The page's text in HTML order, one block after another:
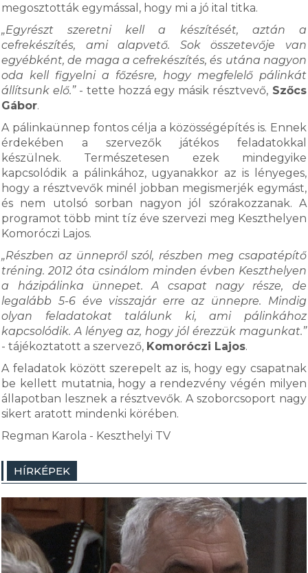
megosztották egymással, hogy mi a jó ital titka.
„Egyrészt szeretni kell a készítését, aztán a
cefrekészítés, ami alapvető. Sok összetevője van
egyébként, de maga a cefrekészítés, és utána nagyon
oda kell figyelni a főzésre, hogy megfelelő pálinkát
állítsunk elő.”- tette hozzá egy másik résztvevő,Szőcs
Gábor.
A pálinkaünnep fontos célja a közösségépítés is. Ennek
érdekében a szervezők játékos feladatokkal
készülnek. Természetesen ezek mindegyike
kapcsolódik a pálinkához, ugyanakkor az is lényeges,
hogy a résztvevők minél jobban megismerjék egymást,
és nem utolsó sorban nagyon jól szórakozzanak. A
programot több mint tíz éve szervezi meg Keszthelyen
Komoróczi Lajos.
„Részben az ünnepről szól, részben meg csapatépítő
tréning. 2012 óta csinálom minden évben Keszthelyen
a házipálinka ünnepet. A csapat nagy része, de
legalább 5-6 éve visszajár erre az ünnepre. Mindig
olyan feladatokat találunk ki, ami pálinkához
kapcsolódik. A lényeg az, hogy jól érezzük magunkat.”
- tájékoztatott a szervező, Komoróczi Lajos.
A feladatok között szerepelt az is, hogy egy csapatnak
be kellett mutatnia, hogy a rendezvény végén milyen
állapotban lesznek a résztvevők. A szoborcsoport nagy
sikert aratott mindenki körében.
Regman Karola - Keszthelyi TV
HÍRKÉPEK